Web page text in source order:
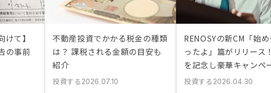
けて】
の事前
不動産投資でかかる税金の種類
は？ 課税される金額の目安も
紹介
投資する 2026.07.10
RENOSYの新CM「始
ったよ」篇がリリース
を記念し豪華キャンペ
投資する 2026.04.30